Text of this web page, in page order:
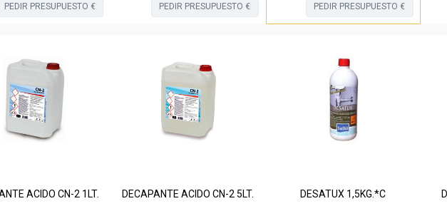
PEDIR PRESUPUESTO € PEDIR PRESUPUESTO € PEDIR PRESUPUESTO €
ACIDO CN-2 1LT. DECAPANTE ACIDO CN-2 5LT. DESATUX 1,5KG.*C